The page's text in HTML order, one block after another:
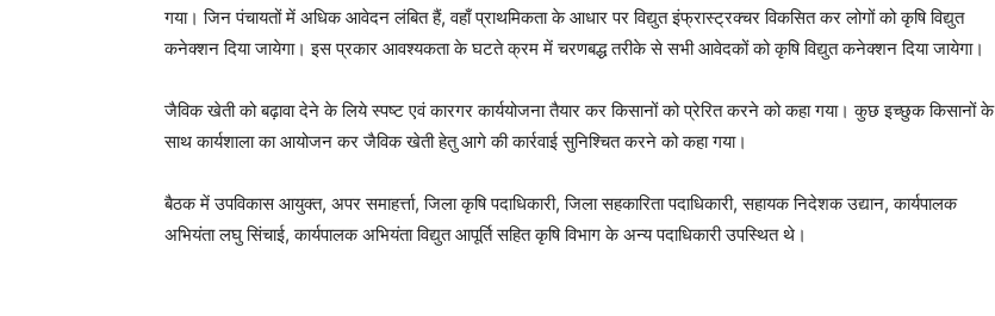
गया। जिन पंचायतों में अधिक आवेदन लंबित हैं, वहाँ प्राथमिकता के आधार पर विद्युत इंफ्रास्ट्रक्चर विकसित कर लोगों को कृषि विद्युत
कनेक्शन दिया जायेगा। इस प्रकार आवश्यकता के घटते क्रम में चरणबद्ध तरीके से सभी आवेदकों को कृषि विद्युत कनेक्शन दिया जायेगा।
जैविक खेती को बढ़ावा देने के लिये स्पष्ट एवं कारगर कार्ययोजना तैयार कर किसानों को प्रेरित करने को कहा गया। कुछ इच्छुक किसानों के
साथ कार्यशाला का आयोजन कर जैविक खेती हेतु आगे की कार्रवाई सुनिश्चित करने को कहा गया।
बैठक में उपविकास आयुक्त, अपर समाहर्त्ता, जिला कृषि पदाधिकारी, जिला सहकारिता पदाधिकारी, सहायक निदेशक उद्यान, कार्यपालक
अभियंता लघु सिंचाई, कार्यपालक अभियंता विद्युत आपूर्ति सहित कृषि विभाग के अन्य पदाधिकारी उपस्थित थे।